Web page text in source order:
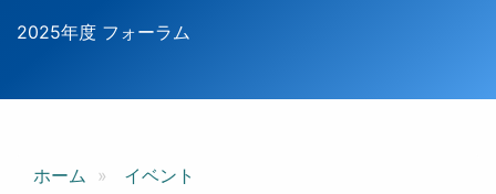
2025年度 フォーラム
ホーム イベント